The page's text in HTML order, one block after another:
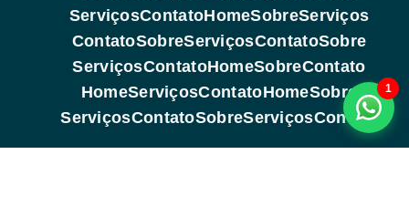
ServiçosContatoHomeSobreServiços
ContatoSobreServiçosContatoSobre
ServiçosContatoHomeSobreContato
HomeServiçosContatoHomeSobre
ServiçosContatoSobreServiçosContato
1